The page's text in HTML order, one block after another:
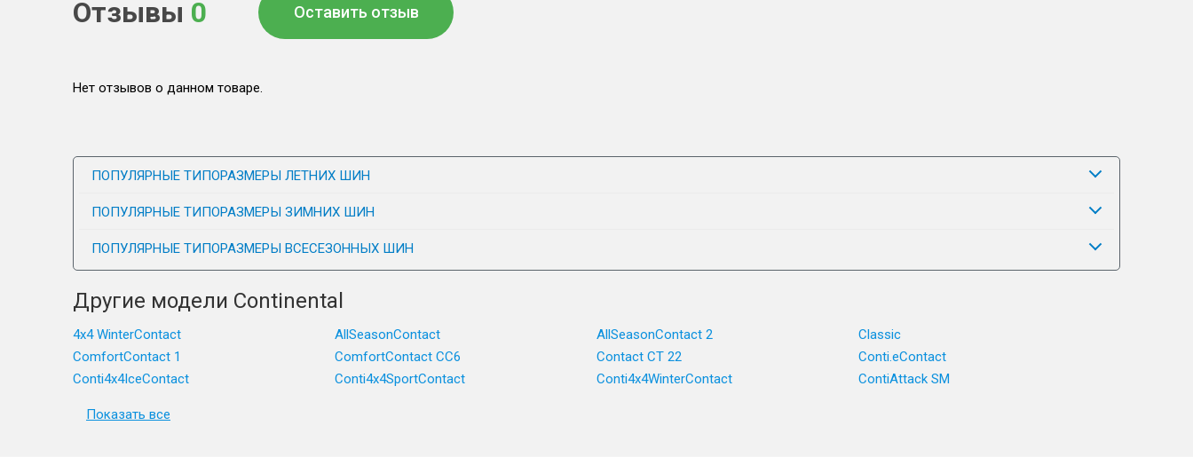
Отзывы 0 Оставить отзыв
Нет отзывов о данном товаре.
ПОПУЛЯРНЫЕ ТИПОРАЗМЕРЫ ЛЕТНИХ ШИН
ПОПУЛЯРНЫЕ ТИПОРАЗМЕРЫ ЗИМНИХ ШИН
ПОПУЛЯРНЫЕ ТИПОРАЗМЕРЫ ВСЕСЕЗОННЫХ ШИН
Другие модели Continental
4x4 WinterContact AllSeasonContact AllSeasonContact 2
Classic
ComfortContact 1
ComfortContact CC6 Contact CT 22
Conti.eContact
Conti4x4IceContact
Conti4x4SportContact Conti4x4WinterContact ContiAttack SM
Показать все